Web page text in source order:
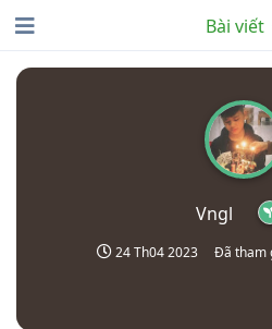
Vngl
24 Th04 2023 Đã tham
Bài viết